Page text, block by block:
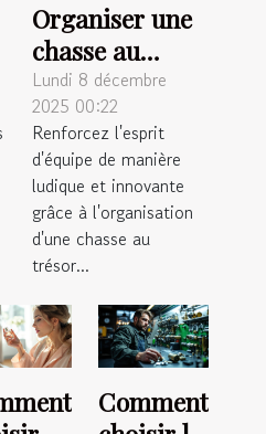
Organiser une
chasse au
trésor
inoubliable
pour renforcer
l'esprit
d'équipe
Lundi 8 décembre
2025 00:22
Renforcez l'esprit
d'équipe de manière
ludique et innovante
grâce à l'organisation
d'une chasse au
trésor...
Comment